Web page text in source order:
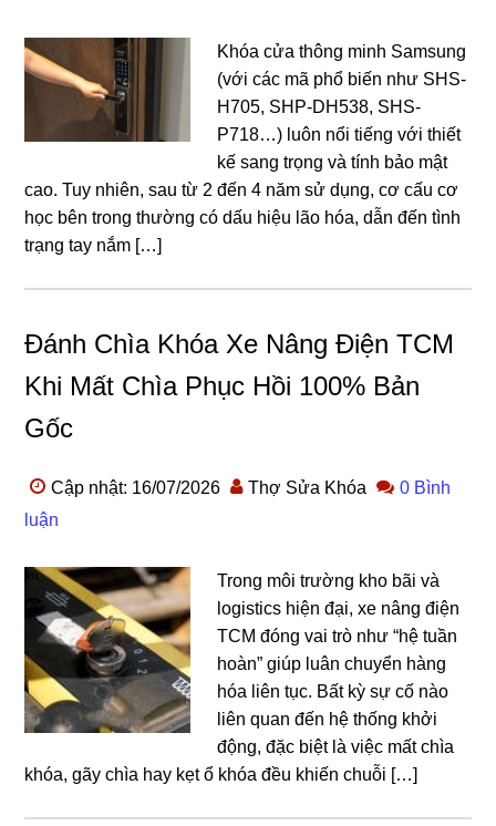
Khóa cửa thông minh Samsung
(với các mã phổ biến như SHS-
H705, SHP-DH538, SHS-
P718…) luôn nổi tiếng với thiết
kế sang trọng và tính bảo mật
cao. Tuy nhiên, sau từ 2 đến 4 năm sử dụng, cơ cấu cơ
học bên trong thường có dấu hiệu lão hóa, dẫn đến tình
trạng tay nắm […]
Đánh Chìa Khóa Xe Nâng Điện TCM
Khi Mất Chìa Phục Hồi 100% Bản
Gốc
Cập nhật: 16/07/2026 Thợ Sửa Khóa
0 Bình
luận
Trong môi trường kho bãi và
logistics hiện đại, xe nâng điện
TCM đóng vai trò như “hệ tuần
hoàn” giúp luân chuyển hàng
hóa liên tục. Bất kỳ sự cố nào
liên quan đến hệ thống khởi
động, đặc biệt là việc mất chìa
khóa, gãy chìa hay kẹt ổ khóa đều khiến chuỗi […]